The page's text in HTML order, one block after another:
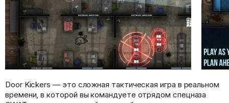
Door Kickers — это сложная тактическая игра в реальном
времени, в которой вы командуете отрядом спецназа